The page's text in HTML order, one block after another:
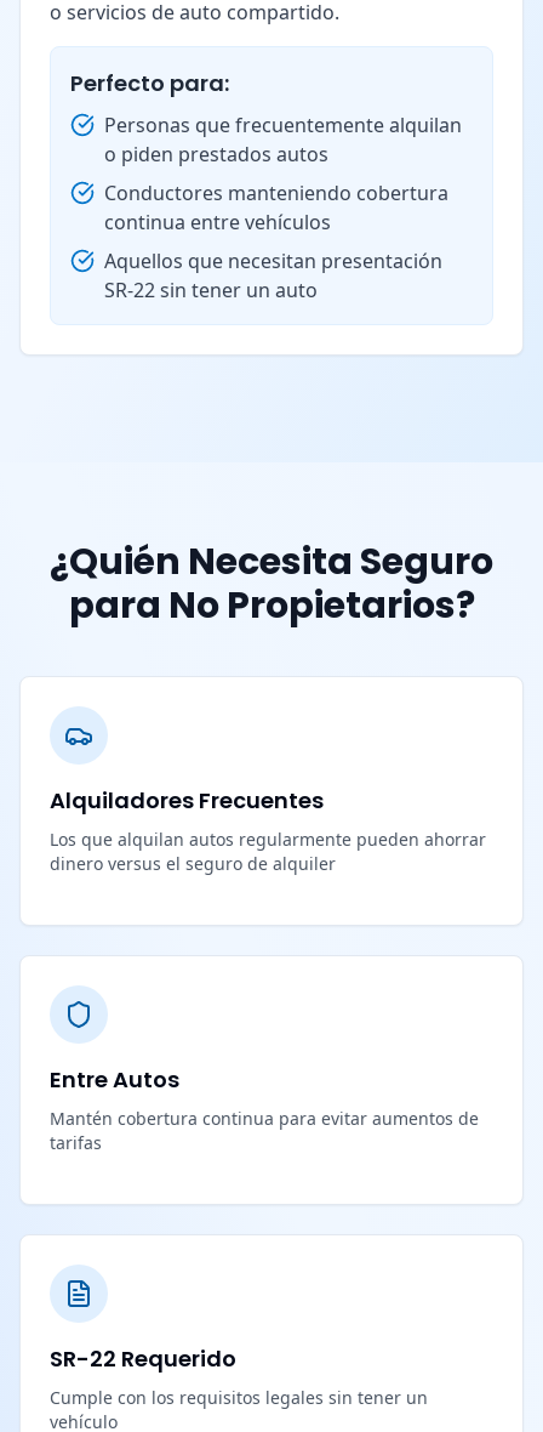
o servicios de auto compartido.
Perfecto para:
Personas que frecuentemente alquilan
o piden prestados autos
Conductores manteniendo cobertura
continua entre vehículos
Aquellos que necesitan presentación
SR-22 sin tener un auto
¿Quién Necesita Seguro
para No Propietarios?
Alquiladores Frecuentes
Los que alquilan autos regularmente pueden ahorrar
dinero versus el seguro de alquiler
Entre Autos
Mantén cobertura continua para evitar aumentos de
tarifas
SR-22 Requerido
Cumple con los requisitos legales sin tener un
vehículo